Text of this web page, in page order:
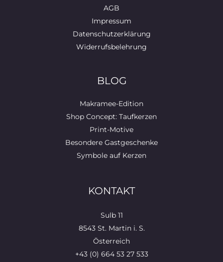
AGB
Impressum
Datenschutzerklärung
Widerrufsbelehrung
BLOG
Makramee-Edition
Shop Concept: Taufkerzen
Print-Motive
Besondere Gastgeschenke
Symbole auf Kerzen
KONTAKT
Sulb 11
8543 St. Martin i. S.
Österreich
+43 (0) 664 53 27 533